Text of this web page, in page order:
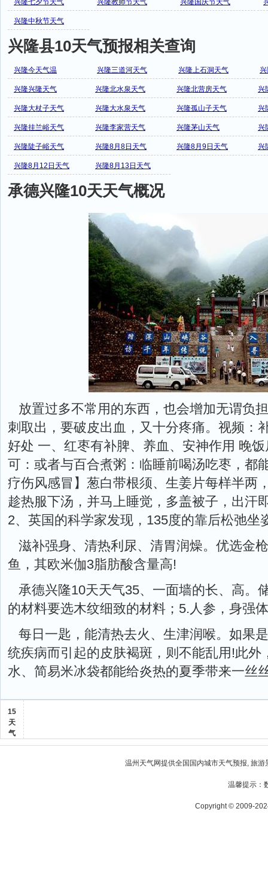
兴隆七夕节天气 兴隆教师节天气 兴隆国庆节天气
兴隆中秋节天气
兴隆县10天气预报相关查询
兴隆今天气温 兴隆三道河天气 兴隆上石洞天气
兴隆兴隆天气 兴隆北水泉天气 兴隆北营房天气 兴
兴隆大杖子天气 兴隆大水泉天气 兴隆孤山子天气 兴
兴隆挂兰峪天气 兴隆李家营天气 兴隆茅山天气 兴
兴隆陡子峪天气 兴隆8月8日天气 兴隆8月9日天气 兴
兴隆8月12日天气 兴隆8月13日天气
承德兴隆10天天气概况
放置过多不常用的东西，也会增加无谓负
刺取出，要破皮出血，又十分疼痛。视频：
好处 一、红枣有补脾、养血、安神作用 晚
可：或者与百合煮粥：临睡前喝汤吃枣，都
疗伤风感冒】葱白带根须、生姜片每样半两
趁热服下汤，并马上睡觉，多盖被子，出汗
2、英国的科学家发现，135度的靠后松弛坐
滋补强身、清热利尿、清胃润燥。优选金
鱼，其欧米伽3脂肪酸含量高!
承德兴隆10天天气35、一面墙的长、高。
的材料要选木纹细致的材料；5.人参，身强
每日一匙，能清热去火、生津润喉。如果
统疾病而引起的皮肤褐斑，则不能乱用!此外
水、简易米冰袋都能给炎热的夏季带来一丝
15
天
气
温州天气网提供全国国内城市天气预报, 旅游
温馨提示：
Copyright © 2009-